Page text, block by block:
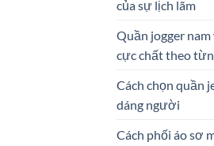
của sự lịch lãm
Quần jogger nam
cực chất theo
Cách chọn quần
dáng người
Cách phối áo sơ